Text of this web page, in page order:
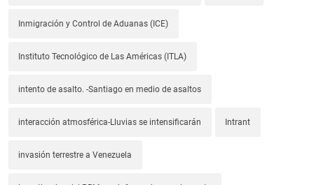
Inmigración y Control de Aduanas (ICE)
Instituto Tecnológico de Las Américas (ITLA)
intento de asalto. -Santiago en medio de asaltos
interacción atmosférica-Lluvias se intensificarán Intrant
invasión terrestre a Venezuela